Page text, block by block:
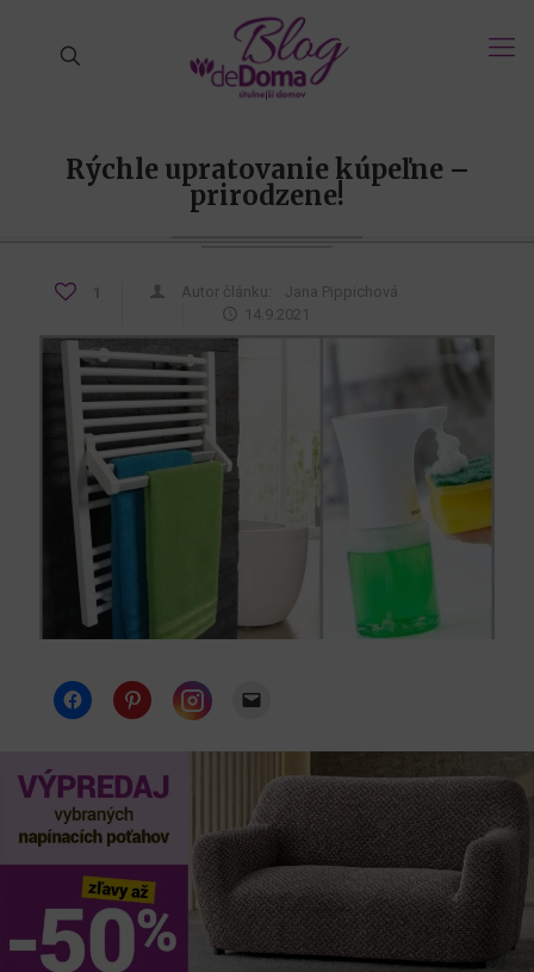
Rýchle upratovanie kúpeľne –
prirodzene!
1 Autor článku:
Jana Pippichová
14.9.2021
Instagram